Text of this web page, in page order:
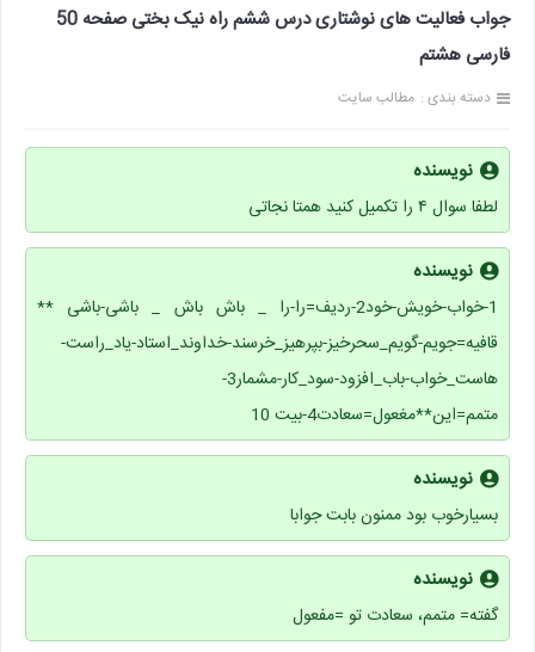
جواب فعالیت های نوشتاری درس ششم راه نیک بختی صفحه 50
فارسی هشتم
دسته بندی : مطالب سایت
نویسنده
لطفا سوال ۴ را تکمیل کنید همتا نجاتی
نویسنده
1-خواب-خویش-خود2-ردیف=را-را _ باش باش _ باشی-باشی **
قافیه=جویم-گویم_سحرخیز-بپرهیز_خرسند-خداوند_استاد-یاد_راست-
هاست_خواب-باب_افزود-سود_کار-مشمار3-
متمم=این**مغعول=سعادت4-بیت 10
نویسنده
بسیارخوب بود ممنون بابت جوابا
نویسنده
گفته= متمم، سعادت تو =مفعول